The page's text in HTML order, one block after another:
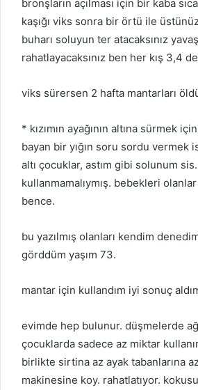
bronşların açılması için bir kaba
kaşığı viks sonra bir örtü ile
buharı soluyun ter atacaksınız
rahatlayacaksınız ben her kış 3,4
viks sürersen 2 hafta mantarları
* kızımın ayağının altına sürmek
bayan bir yığın soru sordu vermek
altı çocuklar, astım gibi solunum
kullanmamalıymış. bebekleri
bence.
bu yazılmış olanları kendim
görddüm yaşım 73.
mantar için kullandım iyi sonuç
evimde hep bulunur. düşmelerde
çocuklarda sadece az miktar
birlikte sirtina az ayak tabanlarına
makinesine koy. rahatlatıyor.